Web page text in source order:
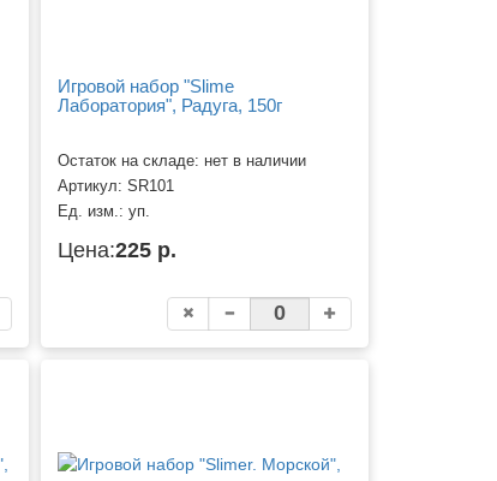
Игровой набор "Slime
Лаборатория", Радуга, 150г
Остаток на складе: нет в наличии
Артикул:SR101
Ед. изм.:уп.
Цена:225 р.